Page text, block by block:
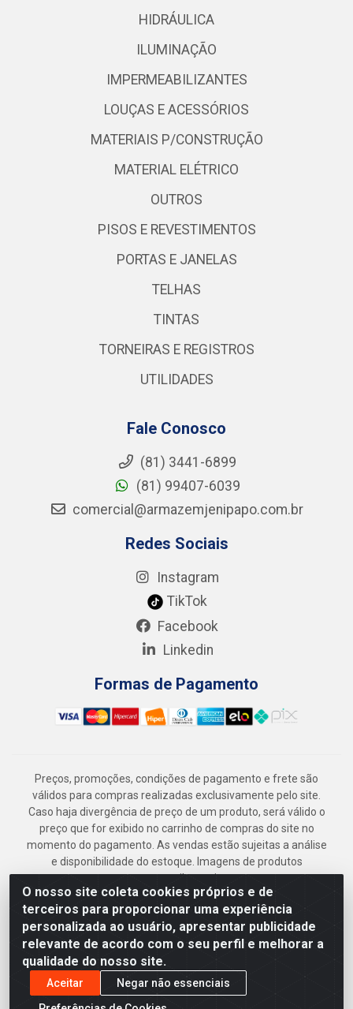
O nosso site coleta cookies próprios e de
terceiros para proporcionar uma experiência
personalizada ao usuário, apresentar publicidade
relevante de acordo com o seu perfil e melhorar a
qualidade do nosso site.
Aceitar
Negar não essenciais
HIDRÁULICA
ILUMINAÇÃO
IMPERMEABILIZANTES
LOUÇAS E ACESSÓRIOS
MATERIAIS P/CONSTRUÇÃO
MATERIAL ELÉTRICO
OUTROS
PISOS E REVESTIMENTOS
PORTAS E JANELAS
TELHAS
TINTAS
TORNEIRAS E REGISTROS
UTILIDADES
Fale Conosco
(81) 3441-6899
(81) 99407-6039
comercial@armazemjenipapo.com.br
Redes Sociais
Instagram
TikTok
Facebook
Linkedin
Formas de Pagamento
Preços, promoções, condições de pagamento e frete são
válidos para compras realizadas exclusivamente pelo site.
Caso haja divergência de preço de um produto, será válido o
preço que for exibido no carrinho de compras do site no
momento do pagamento. As vendas estão sujeitas a análise
e disponibilidade do estoque. Imagens de produtos
meramente ilustrativas.
Armazém Jenipapo Materiais de Construção em Geral
LTDA - Rua das Flores, 2691 - Guabiraba, Recife/PE - CEP
52.291-630 - CNPJ 41.097.379/0001-